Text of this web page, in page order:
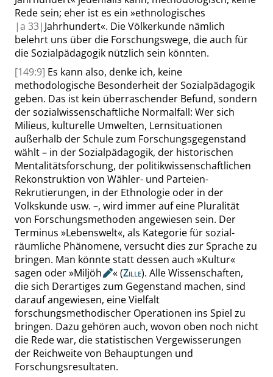
Rede sein; eher ist es ein »ethnologisches
|a 33| Jahrhundert«. Die Völkerkunde nämlich
belehrt uns über die Forschungswege, die auch für
die Sozialpädagogik nützlich sein könnten.
[149:9] Es kann also, denke ich, keine
methodologische Besonderheit der Sozialpädagogik
geben. Das ist kein überraschender Befund, sondern
der sozialwissenschaftliche Normalfall: Wer sich
Milieus, kulturelle Umwelten, Lernsituationen
außerhalb der Schule zum Forschungsgegenstand
wählt – in der Sozialpädagogik, der historischen
Mentalitätsforschung, der politikwissenschaftlichen
Rekonstruktion von Wähler- und Parteien-
Rekrutierungen, in der Ethnologie oder in der
Volkskunde usw. –, wird immer auf eine Pluralität
von Forschungsmethoden angewiesen sein. Der
Terminus »Lebenswelt«, als Kategorie für sozial-
räumliche Phänomene, versucht dies zur Sprache zu
bringen. Man könnte statt dessen auch »Kultur«
sagen oder»Miljöh «(Zille). Alle Wissenschaften,
die sich Derartiges zum Gegenstand machen, sind
darauf angewiesen, eine Vielfalt
forschungsmethodischer Operationen ins Spiel zu
bringen. Dazu gehören auch, wovon oben noch nicht
die Rede war, die statistischen Vergewisserungen
der Reichweite von Behauptungen und
Forschungsresultaten.